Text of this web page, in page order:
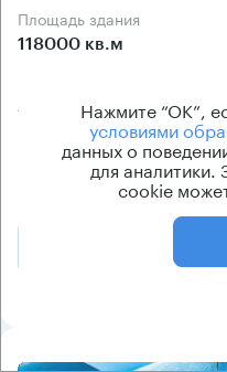
Площадь здания
118000 кв.м
А
Кондиционирование
центральное
Нажмите “ОК”,
условиями
данных о
для аналитики.
cookie